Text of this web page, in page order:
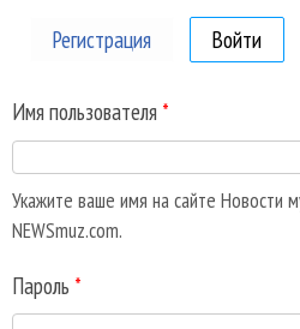
Регистрация Войти
Имя пользователя *
Укажите ваше имя на сайте Новости
NEWSmuz.com.
Пароль *